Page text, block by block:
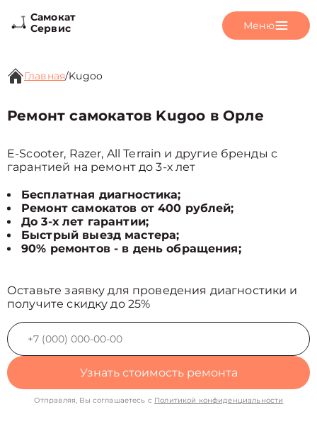
Самокат
Сервис
Меню
Главная/Kugoo
Ремонт самокатов Kugoo в Орле
E-Scooter, Razer, All Terrain и другие бренды с
гарантией на ремонт до 3-х лет
Бесплатная диагностика;
Ремонт самокатов от 400 рублей;
До 3-х лет гарантии;
Быстрый выезд мастера;
90% ремонтов - в день обращения;
Оставьте заявку для проведения диагностики и
получите скидку до 25%
Узнать стоимость ремонта
Отправляя, Вы соглашаетесь с Политикой конфиденциальности